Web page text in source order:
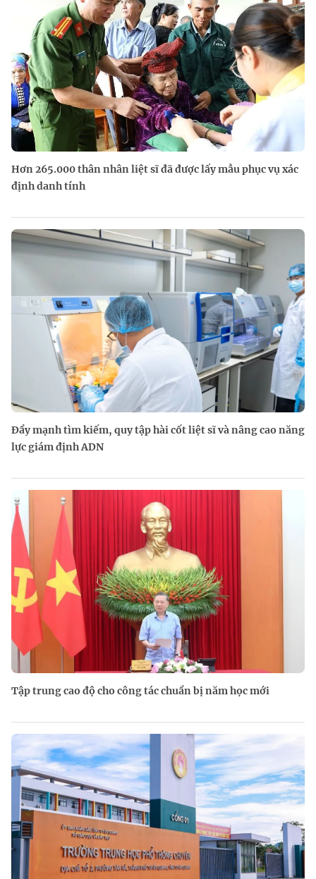
Hơn 265.000 thân nhân liệt sĩ đã được lấy mẫu phục vụ xác
định danh tính
Đẩy mạnh tìm kiếm, quy tập hài cốt liệt sĩ và nâng cao năng
lực giám định ADN
Tập trung cao độ cho công tác chuẩn bị năm học mới